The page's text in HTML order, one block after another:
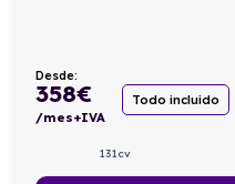
Desde:
358€
/mes+IVA
Todo incluido
131cv